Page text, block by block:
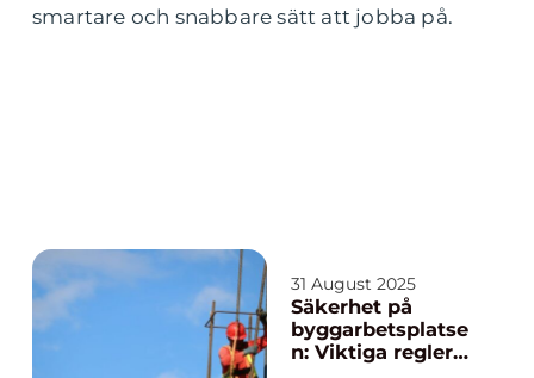
smartare och snabbare sätt att jobba på.
31 August 2025
Säkerhet på
byggarbetsplatse
n: Viktiga regler